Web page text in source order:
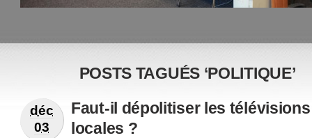
POSTS TAGUÉS ‘POLITIQUE’
déc
03
Faut-il dépolitiser les télévisions
locales ?